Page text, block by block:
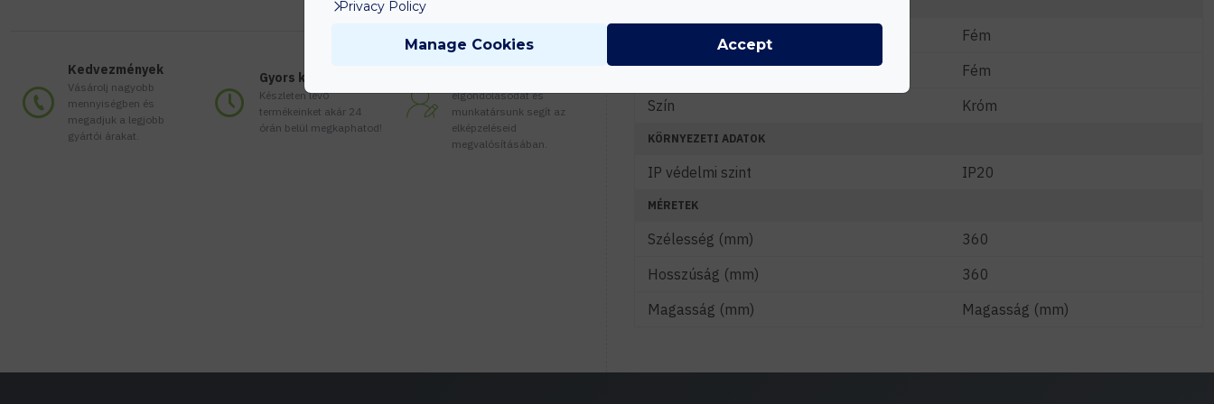
Kedvezmények
Vásárolj nagyobb
mennyiségben és
megadjuk a legjobb
gyártói árakat.
Gyors kiszállítás
Készleten lévő
termékeinket akár 24
órán belül megkaphatod!
elgondolásodat és
munkatársunk segít az
elképzeléseid
megvalósításában.
Lámpatest anyaga
Fém
Búra anyaga
Fém
Szín
Króm
KÖRNYEZETI ADATOK
IP védelmi szint IP20
MÉRETEK
Szélesség (mm)
360
Hosszúság (mm)
360
Magasság (mm)
Magasság (mm)
Privacy Policy
Manage Cookies Accept